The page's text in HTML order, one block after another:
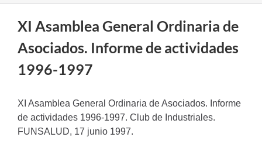
XI Asamblea General Ordinaria de
Asociados. Informe de actividades
1996-1997
XI Asamblea General Ordinaria de Asociados. Informe
de actividades 1996-1997. Club de Industriales.
FUNSALUD, 17 junio 1997.